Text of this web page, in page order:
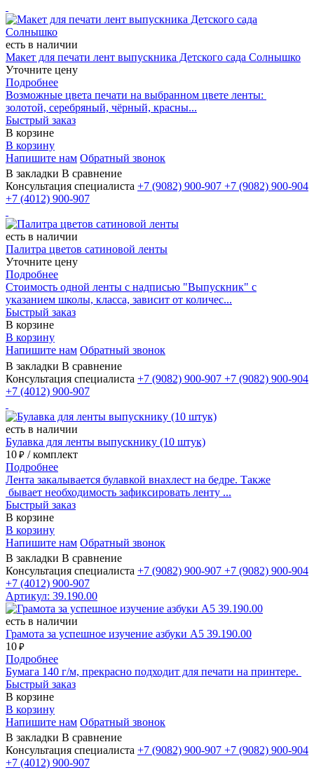
есть в наличии
Макет для печати лент выпускника Детского сада Солнышко
Уточните цену
Подробнее
Возможные цвета печати на выбранном цвете ленты:
золотой, серебряный, чёрный, красны...
Быстрый заказ
В корзине
В корзину
Напишите нам Обратный звонок
В закладки В сравнение
Консультация специалиста +7 (9082) 900-907 +7 (9082) 900-904
+7 (4012) 900-907
есть в наличии
Палитра цветов сатиновой ленты
Уточните цену
Подробнее
Стоимость одной ленты с надписью "Выпускник" с
указанием школы, класса, зависит от количес...
Быстрый заказ
В корзине
В корзину
Напишите нам Обратный звонок
В закладки В сравнение
Консультация специалиста +7 (9082) 900-907 +7 (9082) 900-904
+7 (4012) 900-907
есть в наличии
Булавка для ленты выпускнику (10 штук)
10 ₽ / комплект
Подробнее
Лента закалывается булавкой внахлест на бедре. Также
бывает необходимость зафиксировать ленту ...
Быстрый заказ
В корзине
В корзину
Напишите нам Обратный звонок
В закладки В сравнение
Консультация специалиста +7 (9082) 900-907 +7 (9082) 900-904
+7 (4012) 900-907
Артикул: 39.190.00
есть в наличии
Грамота за успешное изучение азбуки А5 39.190.00
10 ₽
Подробнее
Бумага 140 г/м, прекрасно подходит для печати на принтере.
Быстрый заказ
В корзине
В корзину
Напишите нам Обратный звонок
В закладки В сравнение
Консультация специалиста +7 (9082) 900-907 +7 (9082) 900-904
+7 (4012) 900-907